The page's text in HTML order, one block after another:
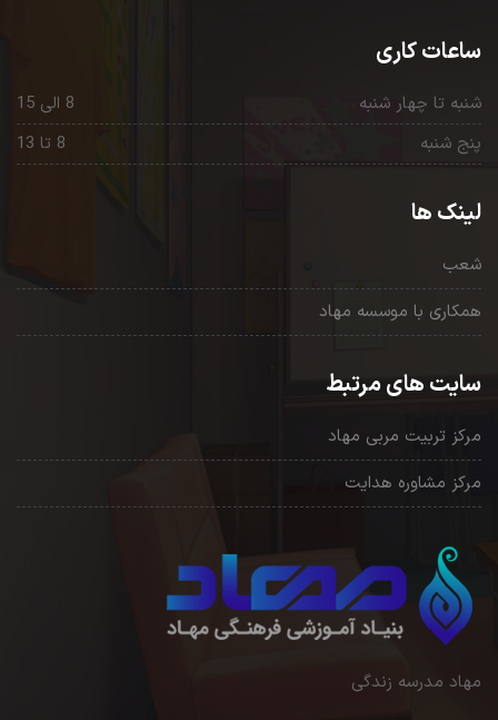
ساعات کاری
8 الی 15
شنبه تا چهار شنبه
8 تا 13
پنج شنبه
لینک ها
شعب
همکاری با موسسه مهاد
سایت های مرتبط
مرکز تربیت مربی مهاد
مرکز مشاوره هدایت
مهاد مدرسه زندگی